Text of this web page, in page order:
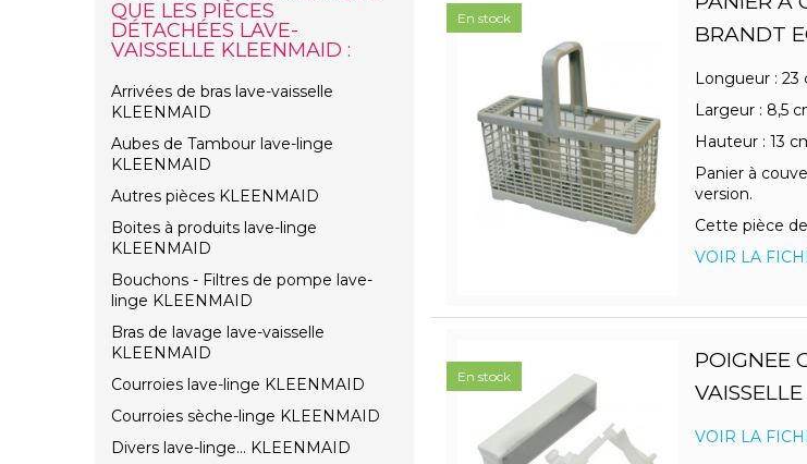
QUE LES PIÈCES
DÉTACHÉES LAVE-
VAISSELLE KLEENMAID :
Arrivées de bras lave-vaisselle
KLEENMAID
Aubes de Tambour lave-linge
KLEENMAID
Autres pièces KLEENMAID
Boites à produits lave-linge
KLEENMAID
Bouchons - Filtres de pompe lave-
linge KLEENMAID
Bras de lavage lave-vaisselle
KLEENMAID
Courroies lave-linge KLEENMAID
Courroies sèche-linge KLEENMAID
Divers lave-linge... KLEENMAID
BRANDT
Longueur : 23
Largeur : 8,5
Hauteur : 13
Panier à
version.
Cette pièce
VOIR LA
En stock
POIGNEE
VOIR LA
En stock